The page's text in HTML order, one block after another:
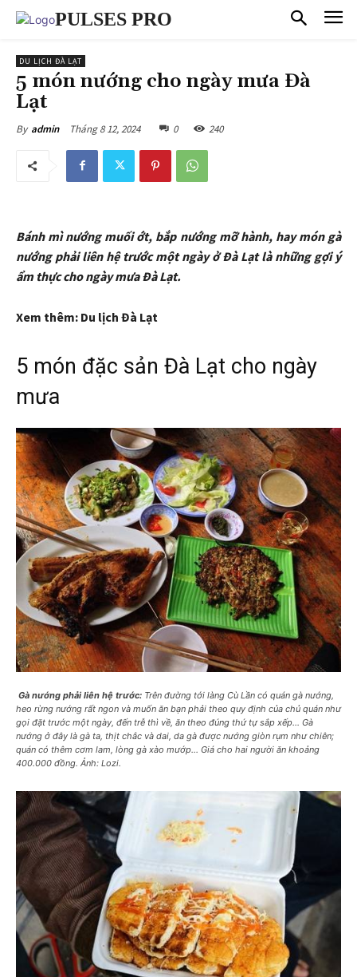
PULSES PRO
DU LỊCH ĐÀ LẠT
5 món nướng cho ngày mưa Đà
Lạt
By admin Tháng 8 12, 2024 0 240
Bánh mì nướng muối ớt, bắp nướng mỡ hành, hay món gà
nướng phải liên hệ trước một ngày ở Đà Lạt là những gợi ý
ẩm thực cho ngày mưa Đà Lạt.
Xem thêm: Du lịch Đà Lạt
5 món đặc sản Đà Lạt cho ngày
mưa
Gà nướng phải liên hệ trước: Trên đường tới làng Cù Lần có quán gà nướng,
heo rừng nướng rất ngon và muốn ăn bạn phải theo quy định của chủ quán như
gọi đặt trước một ngày, đến trễ thì về, ăn theo đúng thứ tự sắp xếp… Gà
nướng ở đây là gà ta, thịt chắc và dai, da gà được nướng giòn rụm như chiên;
quán có thêm cơm lam, lòng gà xào mướp… Giá cho hai người ăn khoảng
400.000 đồng. Ảnh: Lozi.